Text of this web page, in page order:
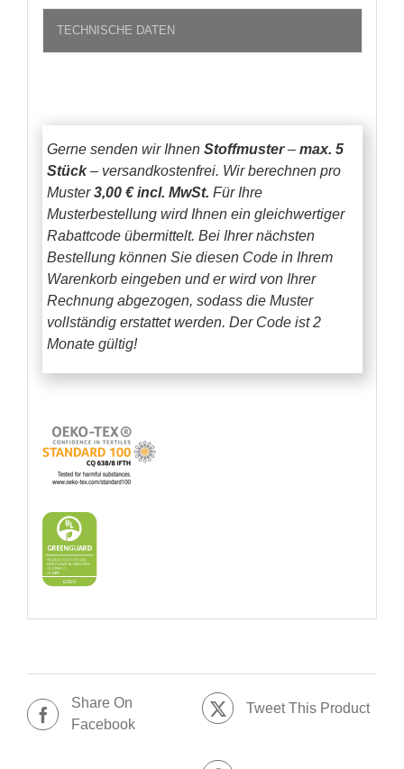
TECHNISCHE DATEN
Gerne senden wir Ihnen Stoffmuster– max. 5
Stück– versandkostenfrei. Wir berechnen pro
Muster3,00 € incl. MwSt. Für Ihre
Musterbestellung wird Ihnen ein gleichwertiger
Rabattcode übermittelt. Bei Ihrer nächsten
Bestellung können Sie diesen Code in Ihrem
Warenkorb eingeben und er wird von Ihrer
Rechnung abgezogen, sodass die Muster
vollständig erstattet werden. Der Code ist 2
Monate gültig!
Share On
Facebook
Tweet This Product